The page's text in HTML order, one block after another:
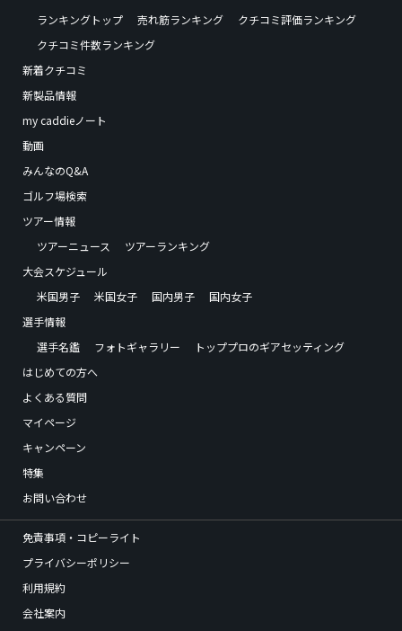
ランキングトップ
売れ筋ランキング
クチコミ評価ランキング
クチコミ件数ランキング
新着クチコミ
新製品情報
my caddieノート
動画
みんなのQ&A
ゴルフ場検索
ツアー情報
ツアーニュース
ツアーランキング
大会スケジュール
米国男子
米国女子 国内男子
国内女子
選手情報
選手名鑑
フォトギャラリー
トッププロのギアセッティング
はじめての方へ
よくある質問
マイページ
キャンペーン
特集
お問い合わせ
免責事項・コピーライト
プライバシーポリシー
利用規約
会社案内